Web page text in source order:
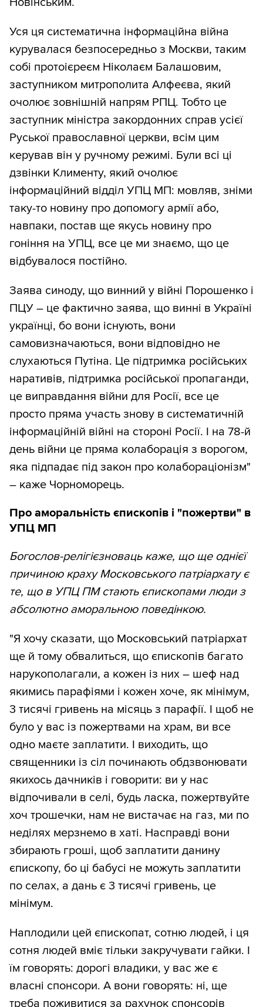
Уся ця систематична інформаційна війна
курувалася безпосередньо з Москви, таким
собі протоієреєм Ніколаєм Балашовим,
заступником митрополита Алфеєва, який
очолює зовнішній напрям РПЦ. Тобто це
заступник міністра закордонних справ усієї
Руської православної церкви, всім цим
керував він у ручному режимі. Були всі ці
дзвінки Клименту, який очолює
інформаційний відділ УПЦ МП: мовляв, зніми
таку-то новину про допомогу армії або,
навпаки, постав ще якусь новину про
гоніння на УПЦ, все це ми знаємо, що це
відбувалося постійно.
Заява синоду, що винний у війні Порошенко і
ПЦУ – це фактично заява, що винні в Україні
українці, бо вони існують, вони
самовизначаються, вони відповідно не
слухаються Путіна. Це підтримка російських
наративів, підтримка російської пропаганди,
це виправдання війни для Росії, все це
просто пряма участь знову в систематичній
інформаційній війні на стороні Росії. І на 78-й
день війни це пряма колаборація з ворогом,
яка підпадає під закон про колабораціонізм"
– каже Чорноморець.
Про аморальність єпископів і "пожертви" в
УПЦ МП
Богослов-релігієзноваць каже, що ще однієї
причиною краху Московського патріархату є
те, що в УПЦ ПМ стають єпископами люди з
абсолютно аморальною поведінкою.
"Я хочу сказати, що Московський патріархат
ще й тому обвалиться, що єпископів багато
нарукополагали, а кожен із них – шеф над
якимись парафіями і кожен хоче, як мінімум,
3 тисячі гривень на місяць з парафії. І щоб не
було у вас із пожертвами на храм, ви все
одно маєте заплатити. І виходить, що
священники із сіл починають обдзвонювати
якихось дачників і говорити: ви у нас
відпочивали в селі, будь ласка, пожертвуйте
хоч трошечки, нам не вистачає на газ, ми по
неділях мерзнемо в хаті. Насправді вони
збирають гроші, щоб заплатити данину
єпископу, бо ці бабусі не можуть заплатити
по селах, а дань є 3 тисячі гривень, це
мінімум.
Наплодили цей єпископат, сотню людей, і ця
сотня людей вміє тільки закручувати гайки. І
їм говорять: дорогі владики, у вас же є
власні спонсори. А вони говорять: ні, ще
треба поживитися за рахунок спонсорів